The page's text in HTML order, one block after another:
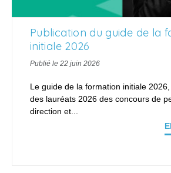
Publication du guide de la
initiale 2026
Publié le 22 juin 2026
Le guide de la formation initiale
des lauréats 2026 des concours de
direction et...